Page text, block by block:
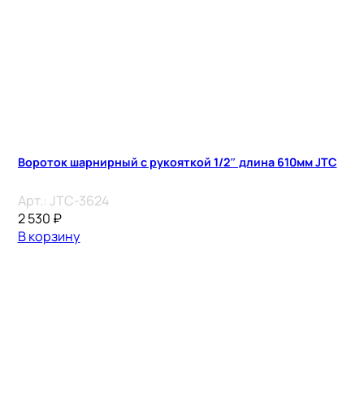
Вороток шарнирный с рукояткой 1/2″ длина 610мм JTC
Арт.: JTC-3624
2 530 ₽
В корзину